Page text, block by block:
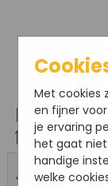
Bestel hier
12 juli
« Ander
Met cookies
en fijner
je ervaring
het gaat
handige
welke